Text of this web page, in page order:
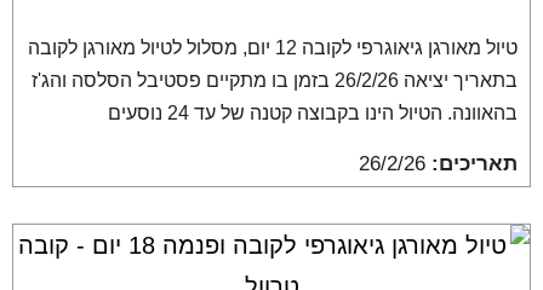
טיול מאורגן גיאוגרפי לקובה 12 יום, מסלול לטיול מאורגן לקובה
בתאריך יציאה 26/2/26 בזמן בו מתקיים פסטיבל הסלסה והג'ז
בהאוונה. הטיול הינו בקבוצה קטנה של עד 24 נוסעים
תאריכים: 26/2/26